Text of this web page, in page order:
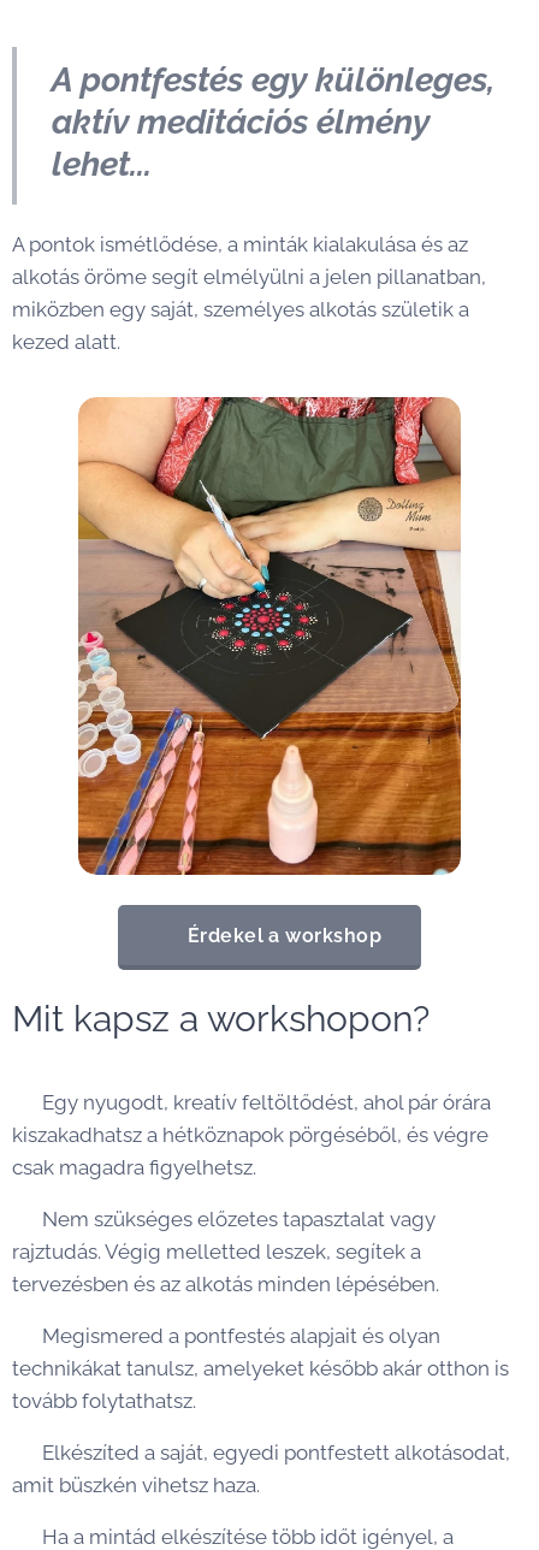
A pontfestés egy különleges,
aktív meditációs élmény
lehet...
A pontok ismétlődése, a minták kialakulása és az
alkotás öröme segít elmélyülni a jelen pillanatban,
miközben egy saját, személyes alkotás születik a
kezed alatt.
👉 Érdekel a workshop
Mit kapsz a workshopon? 💛
✨ Egy nyugodt, kreatív feltöltődést, ahol pár órára
kiszakadhatsz a hétköznapok pörgéséből, és végre
csak magadra figyelhetsz.
✨ Nem szükséges előzetes tapasztalat vagy
rajztudás. Végig melletted leszek, segítek a
tervezésben és az alkotás minden lépésében.
✨ Megismered a pontfestés alapjait és olyan
technikákat tanulsz, amelyeket később akár otthon is
tovább folytathatsz.
✨ Elkészíted a saját, egyedi pontfestett alkotásodat,
amit büszkén vihetsz haza.
✨ Ha a mintád elkészítése több időt igényel, a